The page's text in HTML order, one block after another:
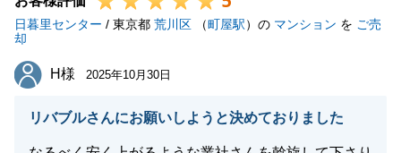
日暮里センター / 東京都 荒川区 （町屋駅）の マンション を ご売
却
H様
H様 2025年10月30日
リバブルさんにお願いしようと決めておりました